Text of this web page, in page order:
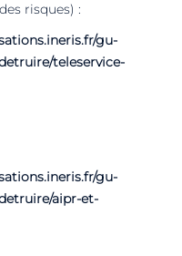
risques) :
gu-
teleservice-
gu-
aipr-et-